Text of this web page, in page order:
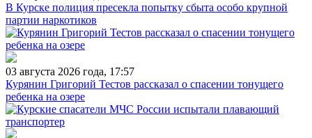
В Курске полиция пресекла попытку сбыта особо крупной
партии наркотиков
03 августа 2026 года, 17:57
Курянин Григорий Тестов рассказал о спасении тонущего
ребенка на озере